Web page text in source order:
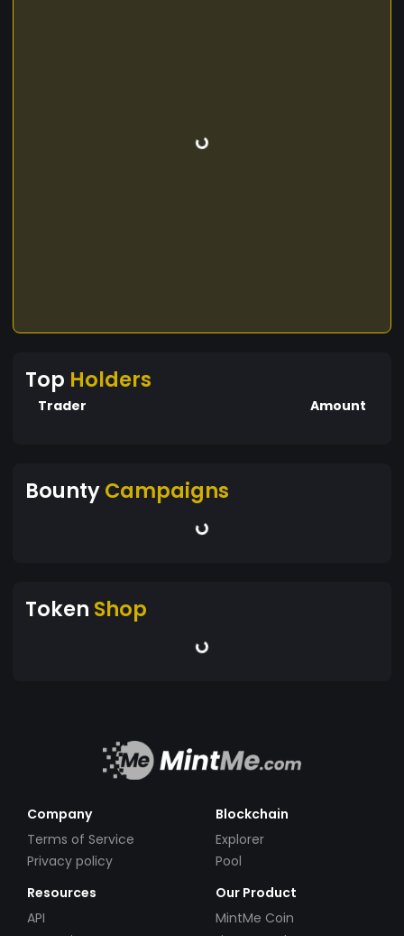
Top Holders
Trader Amount
BountyCampaigns
Token Shop
Company
Terms of Service
Privacy policy
Blockchain
Explorer
Pool
Resources
API
Our Product
MintMe Coin